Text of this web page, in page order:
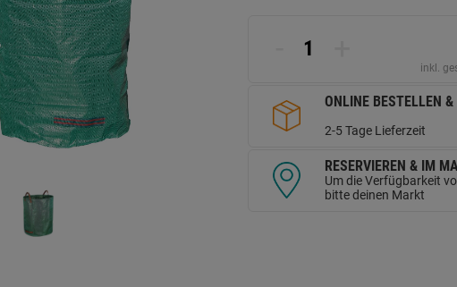
inkl.
ONLINE BESTELLEN
2-5 Tage Lieferzeit
RESERVIEREN & IM
Um die Verfügbarkeit
bitte deinen Markt